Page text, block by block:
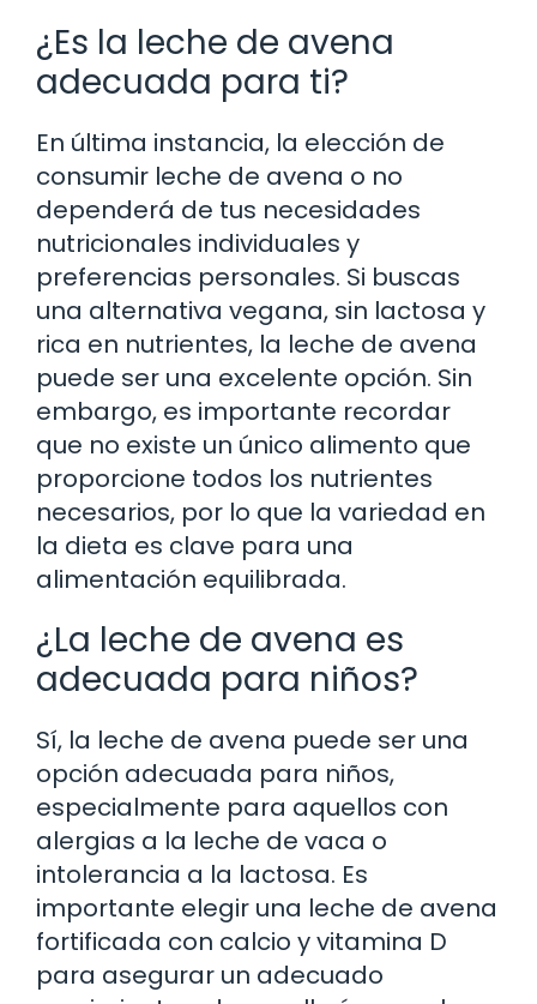
¿Es la leche de avena
adecuada para ti?
En última instancia, la elección de
consumir leche de avena o no
dependerá de tus necesidades
nutricionales individuales y
preferencias personales. Si buscas
una alternativa vegana, sin lactosa y
rica en nutrientes, la leche de avena
puede ser una excelente opción. Sin
embargo, es importante recordar
que no existe un único alimento que
proporcione todos los nutrientes
necesarios, por lo que la variedad en
la dieta es clave para una
alimentación equilibrada.
¿La leche de avena es
adecuada para niños?
Sí, la leche de avena puede ser una
opción adecuada para niños,
especialmente para aquellos con
alergias a la leche de vaca o
intolerancia a la lactosa. Es
importante elegir una leche de avena
fortificada con calcio y vitamina D
para asegurar un adecuado